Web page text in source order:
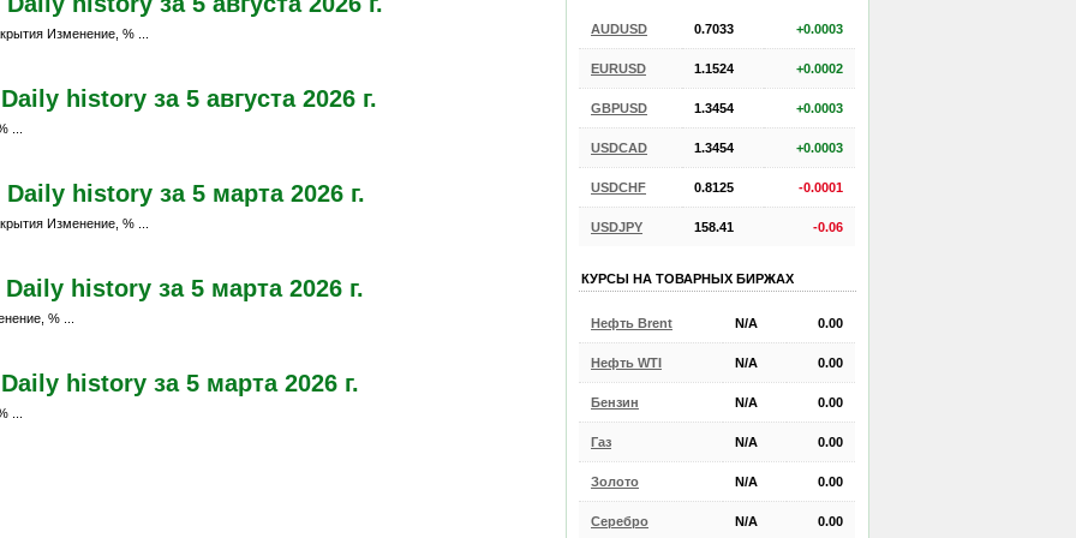
Изменение, % ...
history за 5 августа 2026 г.
...
history за 5 марта 2026 г.
Изменение, % ...
history за 5 марта 2026 г.
% ...
history за 5 марта 2026 г.
...
AUDUSD 0.7033 +0.0003
EURUSD 1.1524 +0.0002
GBPUSD 1.3454 +0.0003
USDCAD 1.3454 +0.0003
USDCHF 0.8125 -0.0001
USDJPY 158.41 -0.06
КУРСЫ НА ТОВАРНЫХ БИРЖАХ
Нефть Brent N/A 0.00
Нефть WTI N/A 0.00
Бензин N/A 0.00
Газ N/A 0.00
Золото N/A 0.00
Серебро N/A 0.00